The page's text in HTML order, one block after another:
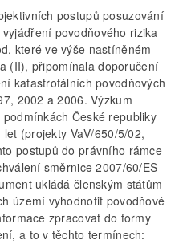
postupů posuzování
povodňového rizika
které ve výše nastíněném
(II), připomínala doporučení
katastrofálních povodňových
2002 a 2006. Výzkum
České republiky
(projekty VaV/650/5/02,
postupů do právního rámce
směrnice 2007/60/ES
ukládá členským státům
území vyhodnotit povodňové
zpracovat do formy
a to v těchto termínech: